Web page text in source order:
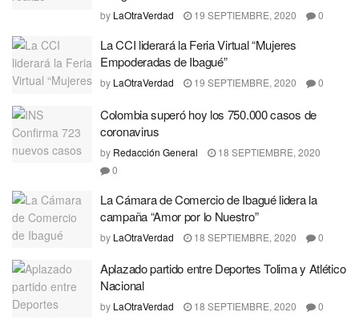
by LaOtraVerdad 19 SEPTIEMBRE, 2020 0
La CCI liderará la Feria Virtual “Mujeres
Empoderadas de Ibagué”
by LaOtraVerdad 19 SEPTIEMBRE, 2020 0
Colombia superó hoy los 750.000 casos de
coronavirus
by Redacción General
18 SEPTIEMBRE, 2020
0
La Cámara de Comercio de Ibagué lidera la
campaña “Amor por lo Nuestro”
by LaOtraVerdad 18 SEPTIEMBRE, 2020 0
Aplazado partido entre Deportes Tolima y Atlético
Nacional
by LaOtraVerdad 18 SEPTIEMBRE, 2020 0